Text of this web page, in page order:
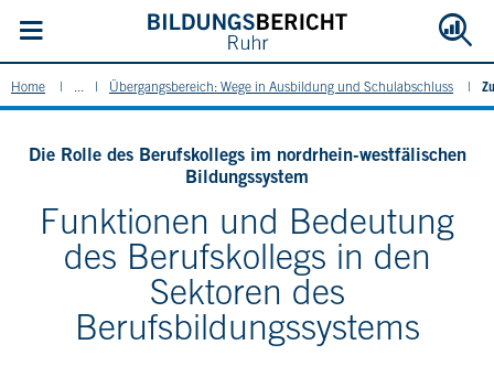
Home ... Übergangsbereich: Wege in Ausbildung und Schulabschluss
Die Rolle des Berufskollegs im nordrhein-westfälischen
Bildungssystem
Funktionen und Bedeutung
des Berufskollegs in den
Sektoren des
Berufsbildungssystems